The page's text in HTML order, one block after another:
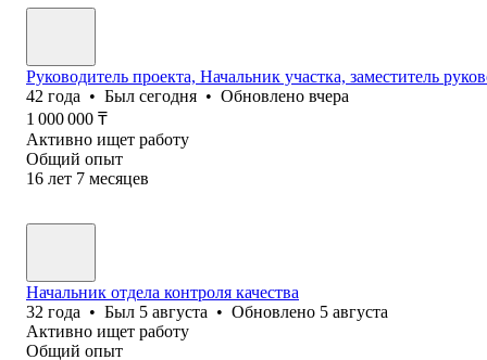
Руководитель проекта, Начальник участка, заместитель
42 года • Был сегодня • Обновлено вчера
1 000 000 ₸
Активно ищет работу
Общий опыт
16 лет 7 месяцев
Начальник отдела контроля качества
32 года • Был 5 августа • Обновлено 5 августа
Активно ищет работу
Общий опыт